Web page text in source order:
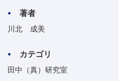
著者
川北 成美
カテゴリ
田中（真）研究室